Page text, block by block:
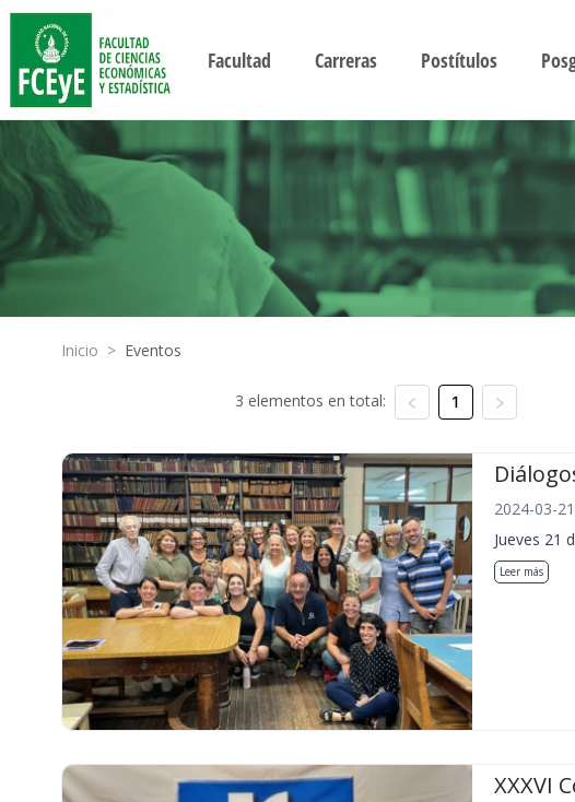
Facultad Carreras Postítulos
Inicio > Eventos
3 elementos en total: 1
2024-03-
Jueves 21
Leer más
XXXVI